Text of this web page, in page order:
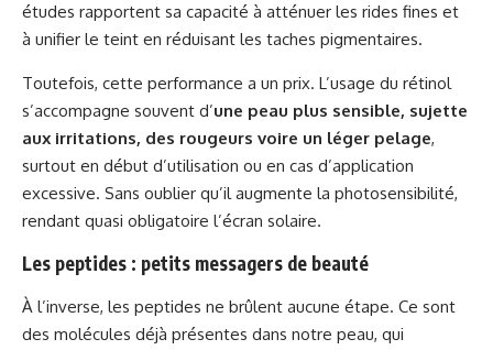
études rapportent sa capacité à atténuer les rides fines et
à unifier le teint en réduisant les taches pigmentaires.
Toutefois, cette performance a un prix. L’usage du rétinol
s’accompagne souvent d’une peau plus sensible, sujette
aux irritations, des rougeurs voire un léger pelage,
surtout en début d’utilisation ou en cas d’application
excessive. Sans oublier qu’il augmente la photosensibilité,
rendant quasi obligatoire l’écran solaire.
Les peptides : petits messagers de beauté
À l’inverse, les peptides ne brûlent aucune étape. Ce sont
des molécules déjà présentes dans notre peau, qui